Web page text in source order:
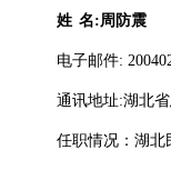
姓 名:周防震
电子邮件:
通讯地址:湖北
任职情况：湖北